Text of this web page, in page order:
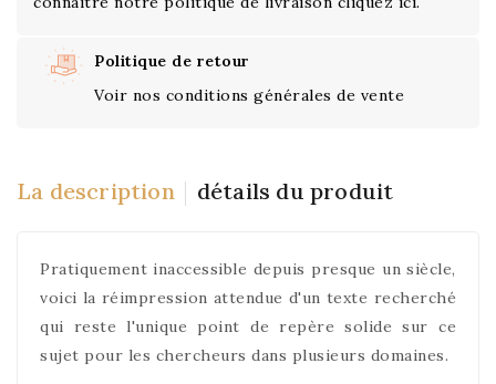
Politique de retour
Voir nos conditions générales de vente
La description détails du produit
Pratiquement inaccessible depuis presque un siècle,
voici la réimpression attendue d'un texte recherché
qui reste l'unique point de repère solide sur ce
sujet pour les chercheurs dans plusieurs domaines.